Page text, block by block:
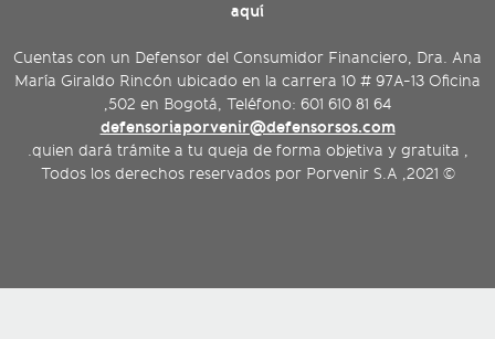
aquí
Cuentas con un Defensor del Consumidor Financiero, Dra. Ana
María Giraldo Rincón ubicado en la carrera 10 # 97A-13 Oficina
502 en Bogotá, Teléfono: 601 610 81 64,
defensoriaporvenir@defensorsos.com
© 2021, Todos los derechos reservados por Porvenir S.A